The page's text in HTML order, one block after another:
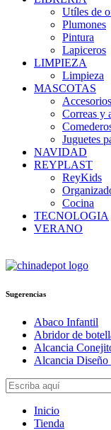
Utíles de
Plumones
Pintura
Lapiceros
LIMPIEZA
Limpieza
MASCOTAS
Correas y
Juguetes
NAVIDAD
REYPLAST
ReyKids
Cocina
TECNOLOGIA
VERANO
Sugerencias
Abaco Infantil
Abridor de
Alcancia
Alcancia
Inicio
Tienda